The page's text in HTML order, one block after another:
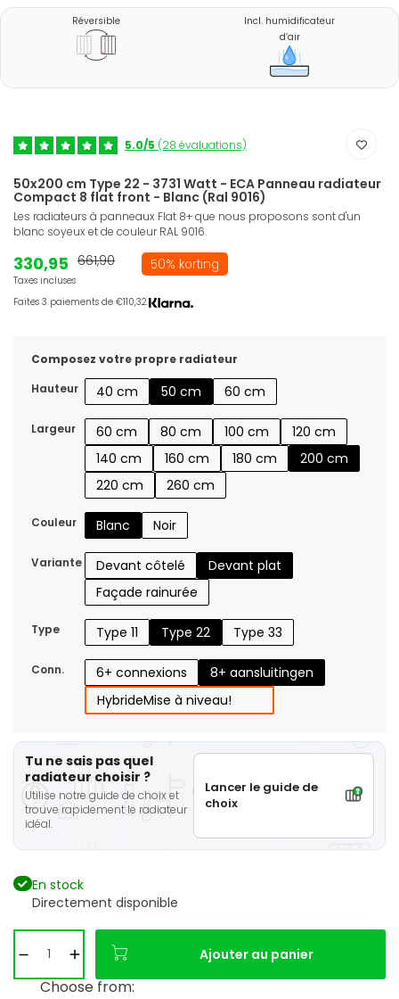
Réversible
Incl. humidificateur
d’air
5.0/5 (28 évaluations)
50x200 cm Type 22 - 3731 Watt - ECA Panneau radiateur
Compact 8 flat front - Blanc (Ral 9016)
Les radiateurs à panneaux Flat 8+ que nous proposons sont d'un
blanc soyeux et de couleur RAL 9016.
330,95
Taxes incluses
661,90 50% korting
Faites 3 paiements de €110,32.
Composez votre propre radiateur
Hauteur
40 cm 50 cm 60 cm
Largeur 60 cm 80 cm 100 cm
120 cm
140 cm
160 cm 180 cm
200 cm
220 cm
260 cm
Couleur Blanc Noir
Variante Devant côtelé
Devant plat
Façade rainurée
Type Type 11 Type 22 Type 33
Conn. 6+ connexions
8+ aansluitingen
HybrideMise à niveau!
Tu ne sais pas quel
radiateur choisir ?
Utilise notre guide de choix et
trouve rapidement le radiateur
idéal.
Lancer le guide de
choix
En stock
Directement disponible
Ajouter au panier
Choose from: